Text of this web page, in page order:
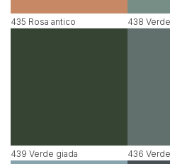
435 Rosa antico 438
439 Verde giada 436